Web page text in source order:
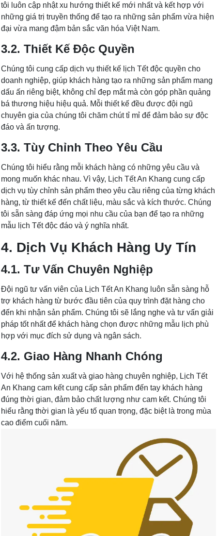
tôi luôn cập nhật xu hướng thiết kế mới nhất và kết hợp với
những giá trị truyền thống để tạo ra những sản phẩm vừa hiện
đại vừa mang đậm bản sắc văn hóa Việt Nam.
3.2. Thiết Kế Độc Quyền
Chúng tôi cung cấp dịch vụ thiết kế lịch Tết độc quyền cho
doanh nghiệp, giúp khách hàng tạo ra những sản phẩm mang
dấu ấn riêng biệt, không chỉ đẹp mắt mà còn góp phần quảng
bá thương hiệu hiệu quả. Mỗi thiết kế đều được đội ngũ
chuyên gia của chúng tôi chăm chút tỉ mỉ để đảm bảo sự độc
đáo và ấn tượng.
3.3. Tùy Chỉnh Theo Yêu Cầu
Chúng tôi hiểu rằng mỗi khách hàng có những yêu cầu và
mong muốn khác nhau. Vì vậy, Lịch Tết An Khang cung cấp
dịch vụ tùy chỉnh sản phẩm theo yêu cầu riêng của từng khách
hàng, từ thiết kế đến chất liệu, màu sắc và kích thước. Chúng
tôi sẵn sàng đáp ứng mọi nhu cầu của bạn để tạo ra những
mẫu lịch Tết độc đáo và ý nghĩa nhất.
4. Dịch Vụ Khách Hàng Uy Tín
4.1. Tư Vấn Chuyên Nghiệp
Đội ngũ tư vấn viên của Lịch Tết An Khang luôn sẵn sàng hỗ
trợ khách hàng từ bước đầu tiên của quy trình đặt hàng cho
đến khi nhận sản phẩm. Chúng tôi sẽ lắng nghe và tư vấn giải
pháp tốt nhất để khách hàng chọn được những mẫu lịch phù
hợp với mục đích sử dụng và ngân sách.
4.2. Giao Hàng Nhanh Chóng
Với hệ thống sản xuất và giao hàng chuyên nghiệp, Lịch Tết
An Khang cam kết cung cấp sản phẩm đến tay khách hàng
đúng thời gian, đảm bảo chất lượng như cam kết. Chúng tôi
hiểu rằng thời gian là yếu tố quan trọng, đặc biệt là trong mùa
cao điểm cuối năm.